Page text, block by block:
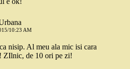
10:23 AM
nisip. Al meu ala mic isi cara
ZIlnic, de 10 ori pe zi!